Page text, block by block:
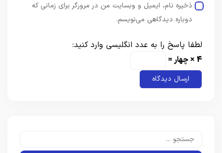
ذخیره نام، ایمیل و وبسایت من در مرورگر برای زمانی که
دوباره دیدگاهی می‌نویسم.
لطفا پاسخ را به عدد انگلیسی وارد کنید:
4 × چهار =